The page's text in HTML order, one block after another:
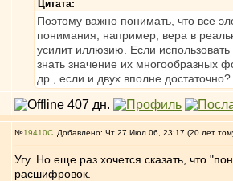
Цитата:
Поэтому важно понимать, что все
понимания, например, вера в
усилит иллюзию. Если
знать значение их многообразных
др., если и двух вполне достаточно?
№19410 Добавлено: Чт 27 Июл 06, 23:17 (20 лет
Угу. Но еще раз хочется сказать, что
расшифровок.